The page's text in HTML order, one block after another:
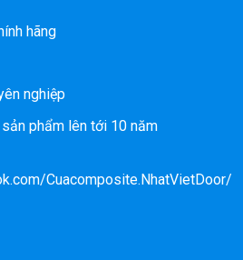
hãng
nghiệp
phẩm lên tới 10 năm
Cuacomposite.NhatVietDoor/